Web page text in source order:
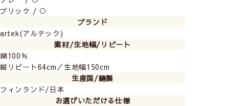
ブラック
ブリック / ○
ブランド
artek(アルテック)
素材/生地幅/リピート
綿100％
縦リピート64cm／生地幅150cm
生産国/縫製
フィンランド/日本
お選びいただける仕様